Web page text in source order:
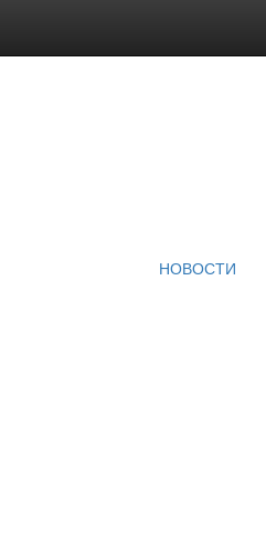
НОВОСТИ